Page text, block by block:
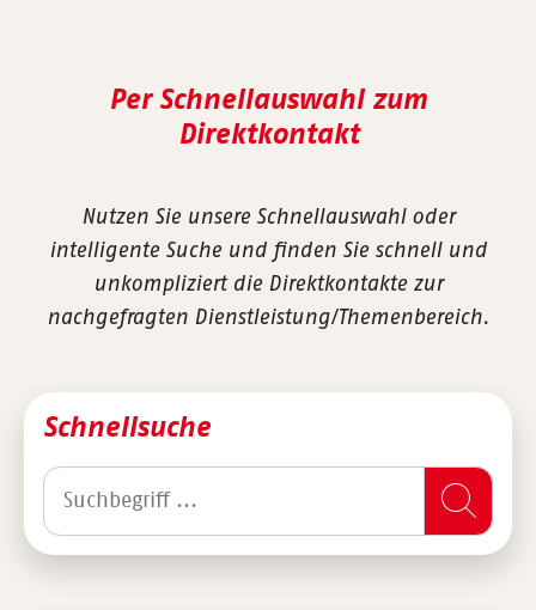
Per Schnellauswahl zum
Direktkontakt
Nutzen Sie unsere Schnellauswahl oder
intelligente Suche und finden Sie schnell und
unkompliziert die Direktkontakte zur
nachgefragten Dienstleistung/Themenbereich.
Schnellsuche